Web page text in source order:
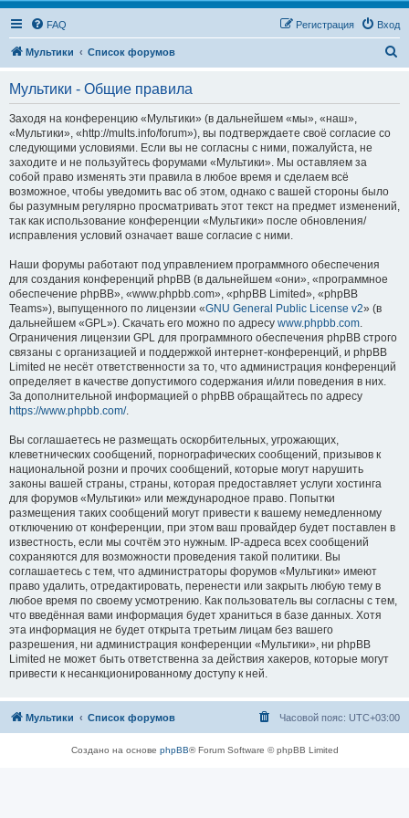
FAQ Вход
Регистрация
Мультики Список форумов
Мультики - Общие правила
Заходя на конференцию «Мультики» (в дальнейшем «мы», «наш»,
«Мультики», «http://mults.info/forum»), вы подтверждаете своё согласие со
следующими условиями. Если вы не согласны с ними, пожалуйста, не
заходите и не пользуйтесь форумами «Мультики». Мы оставляем за
собой право изменять эти правила в любое время и сделаем всё
возможное, чтобы уведомить вас об этом, однако с вашей стороны было
бы разумным регулярно просматривать этот текст на предмет изменений,
так как использование конференции «Мультики» после обновления/
исправления условий означает ваше согласие с ними.
Наши форумы работают под управлением программного обеспечения
для создания конференций phpBB (в дальнейшем «они», «программное
обеспечение phpBB», «www.phpbb.com», «phpBB Limited», «phpBB
Teams»), выпущенного по лицензии «GNU General Public License v2» (в
дальнейшем «GPL»). Скачать его можно по адресу www.phpbb.com.
Ограничения лицензии GPL для программного обеспечения phpBB строго
связаны с организацией и поддержкой интернет-конференций, и phpBB
Limited не несёт ответственности за то, что администрация конференций
определяет в качестве допустимого содержания и/или поведения в них.
За дополнительной информацией о phpBB обращайтесь по адресу
https://www.phpbb.com/.
Вы соглашаетесь не размещать оскорбительных, угрожающих,
клеветнических сообщений, порнографических сообщений, призывов к
национальной розни и прочих сообщений, которые могут нарушить
законы вашей страны, страны, которая предоставляет услуги хостинга
для форумов «Мультики» или международное право. Попытки
размещения таких сообщений могут привести к вашему немедленному
отключению от конференции, при этом ваш провайдер будет поставлен в
известность, если мы сочтём это нужным. IP-адреса всех сообщений
сохраняются для возможности проведения такой политики. Вы
соглашаетесь с тем, что администраторы форумов «Мультики» имеют
право удалить, отредактировать, перенести или закрыть любую тему в
любое время по своему усмотрению. Как пользователь вы согласны с тем,
что введённая вами информация будет храниться в базе данных. Хотя
эта информация не будет открыта третьим лицам без вашего
разрешения, ни администрация конференции «Мультики», ни phpBB
Limited не может быть ответственна за действия хакеров, которые могут
привести к несанкционированному доступу к ней.
Мультики Список форумов Часовой пояс: UTC+03:00
Создано на основе phpBB® Forum Software © phpBB Limited